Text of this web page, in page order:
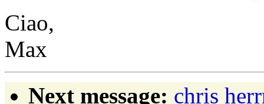
Ciao,
Max
Next message: chris